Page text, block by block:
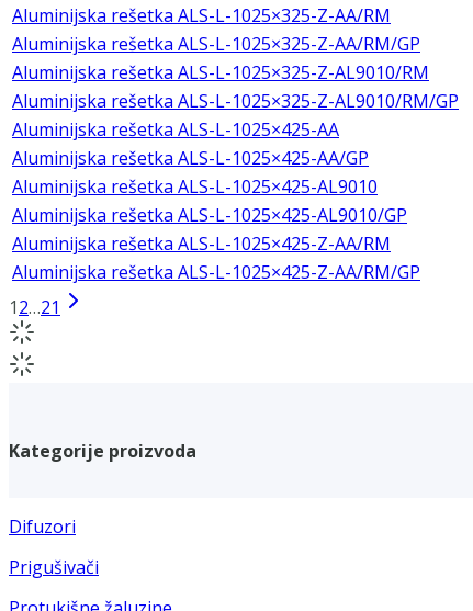
Aluminijska rešetka ALS-L-1025×325-Z-AA/RM
Aluminijska rešetka ALS-L-1025×325-Z-AA/RM/GP
Aluminijska rešetka ALS-L-1025×325-Z-AL9010/RM
Aluminijska rešetka ALS-L-1025×325-Z-AL9010/RM/GP
Aluminijska rešetka ALS-L-1025×425-AA
Aluminijska rešetka ALS-L-1025×425-AA/GP
Aluminijska rešetka ALS-L-1025×425-AL9010
Aluminijska rešetka ALS-L-1025×425-AL9010/GP
Aluminijska rešetka ALS-L-1025×425-Z-AA/RM
Aluminijska rešetka ALS-L-1025×425-Z-AA/RM/GP
12…21
Kategorije proizvoda
Difuzori
Prigušivači